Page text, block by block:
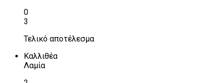
0
3
Τελικό αποτέλεσμα
Καλλιθέα
Λαμία